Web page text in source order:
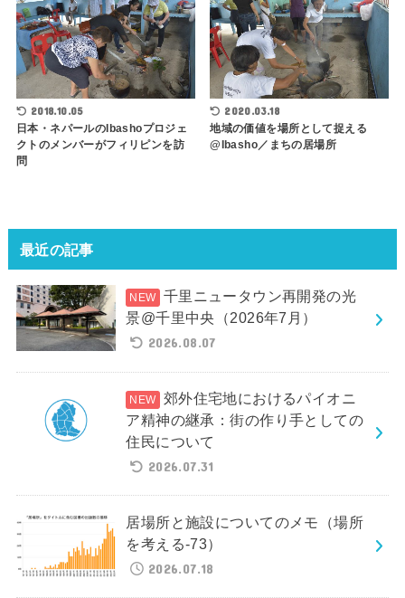
2018.10.05
日本・ネパールのIbashoプロジェ
クトのメンバーがフィリピンを訪
問
2020.03.18
地域の価値を場所として捉える
@Ibasho／まちの居場所
最近の記事
千里ニュータウン再開発の光
景@千里中央（2026年7月）
2026.08.07
郊外住宅地におけるパイオニ
ア精神の継承：街の作り手としての
住民について
2026.07.31
居場所と施設についてのメモ（場所
を考える-73）
2026.07.18